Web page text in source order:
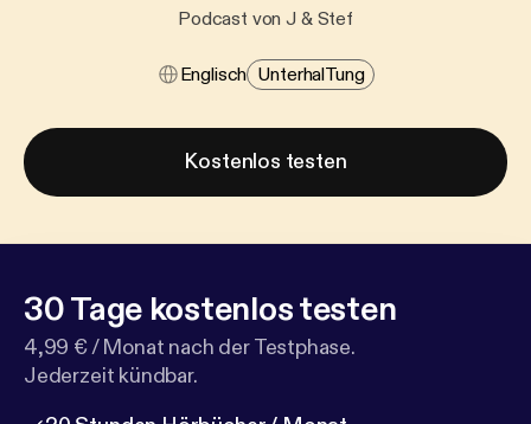
Podcast von J & Stef
Englisch Unterhal​tung
Kostenlos testen
30 Tage kostenlos testen
4,99 € / Monat nach der Testphase.
Jederzeit kündbar.